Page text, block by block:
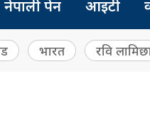
नेपाली पेन आइटी
भारत रवि